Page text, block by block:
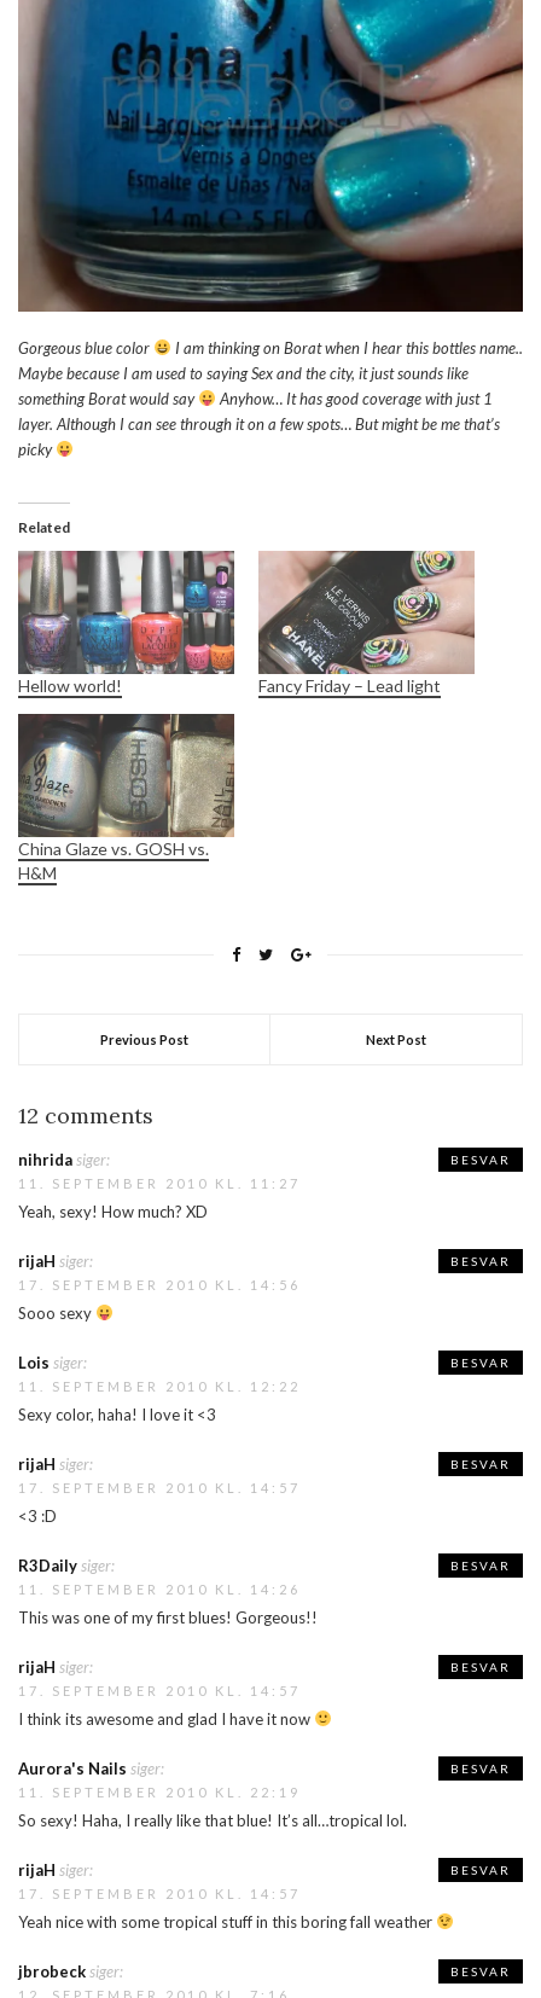
Gorgeous blue color
I am thinking on Borat when I hear this bottles name..
Maybe because I am used to saying Sex and the city, it just sounds like
something Borat would say
Anyhow… It has good coverage with just 1
layer. Although I can see through it on a few spots… But might be me that’s
picky
Related
Hellow world! Fancy Friday – Lead light
China Glaze vs. GOSH vs.
H&M
Previous Post Next Post
12 comments
nihridasiger:
11. SEPTEMBER 2010 KL. 11:27
Yeah, sexy! How much? XD
BESVAR
rijaH siger:
17. SEPTEMBER 2010 KL. 14:56
Sooo sexy
BESVAR
Lois siger:
11. SEPTEMBER 2010 KL. 12:22
Sexy color, haha! I love it <3
BESVAR
rijaH siger:
17. SEPTEMBER 2010 KL. 14:57
<3 :D
BESVAR
R3Dailysiger:
11. SEPTEMBER 2010 KL. 14:26
This was one of my first blues! Gorgeous!!
BESVAR
rijaH siger:
17. SEPTEMBER 2010 KL. 14:57
I think its awesome and glad I have it now
BESVAR
Aurora's Nails siger:
11. SEPTEMBER 2010 KL. 22:19
So sexy! Haha, I really like that blue! It’s all…tropical lol.
BESVAR
rijaH siger:
17. SEPTEMBER 2010 KL. 14:57
Yeah nice with some tropical stuff in this boring fall weather
BESVAR
jbrobecksiger: BESVAR